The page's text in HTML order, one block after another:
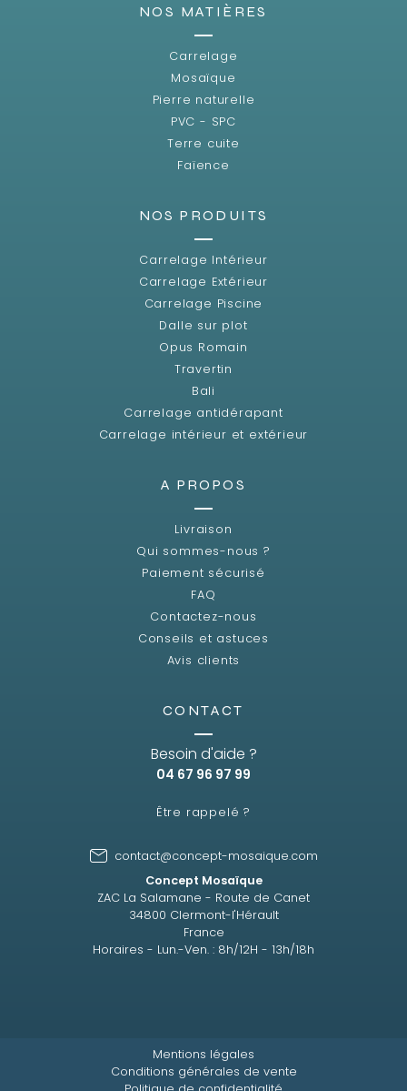
NOS MATIÈRES
Carrelage
Mosaïque
Pierre naturelle
PVC - SPC
Terre cuite
Faïence
NOS PRODUITS
Carrelage Intérieur
Carrelage Extérieur
Carrelage Piscine
Dalle sur plot
Opus Romain
Travertin
Bali
Carrelage antidérapant
Carrelage intérieur et extérieur
A PROPOS
Livraison
Qui sommes-nous ?
Paiement sécurisé
FAQ
Contactez-nous
Conseils et astuces
Avis clients
CONTACT
Besoin d'aide ?
04 67 96 97 99
Être rappelé ?
contact@concept-mosaique.com
Concept Mosaïque
ZAC La Salamane - Route de Canet
34800 Clermont-l'Hérault
France
Horaires - Lun.-Ven. : 8h/12H - 13h/18h
Mentions légales
Conditions générales de vente